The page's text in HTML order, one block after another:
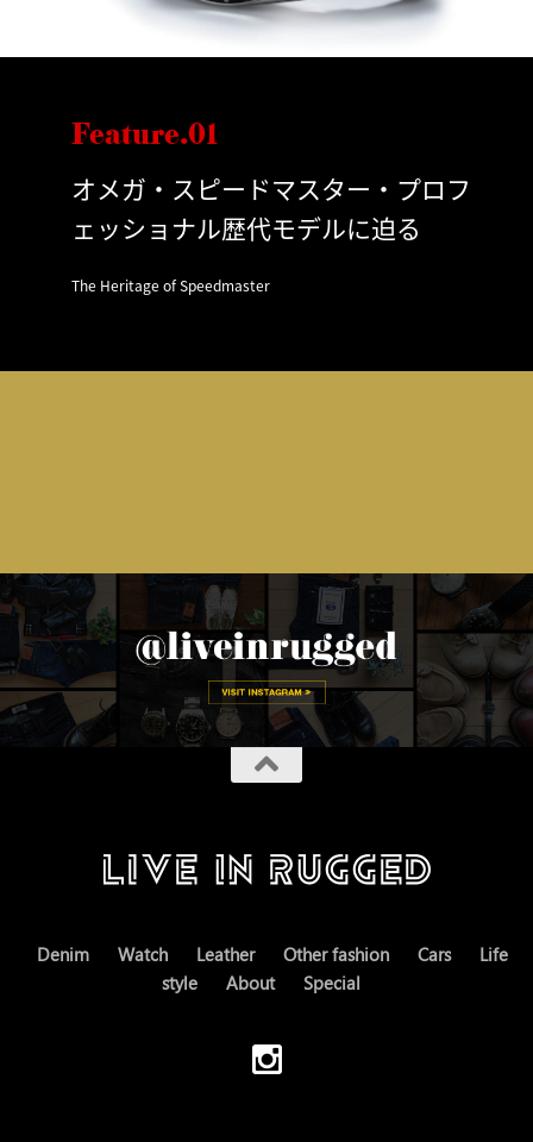
Feature.01
オメガ・スピードマスター・プロフ
ェッショナル歴代モデルに迫る
The Heritage of Speedmaster
Denim Watch Leather Other fashion Cars
Life
style
About Special